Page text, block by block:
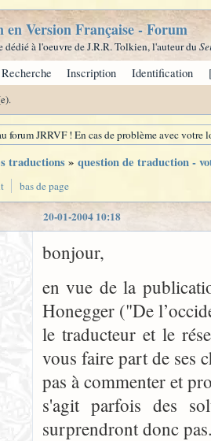
Version Française - Forum
dédié à l'oeuvre de J.R.R. Tolkien, l'auteur du
Recherche Inscription Identification
forum JRRVF ! En cas de problème avec
traductions» question de traduction -
bas de page
20-01-2004 10:18
bonjour,
en vue de la
Honegger ("De
le traducteur et le
vous faire part de ses
pas à commenter et
s'agit parfois des
surprendront donc